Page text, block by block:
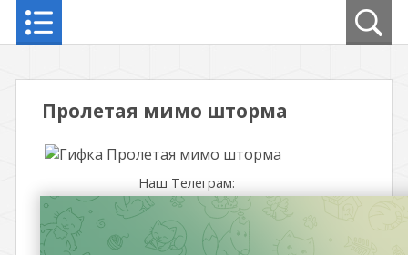
Пролетая мимо шторма
Наш Телеграм: